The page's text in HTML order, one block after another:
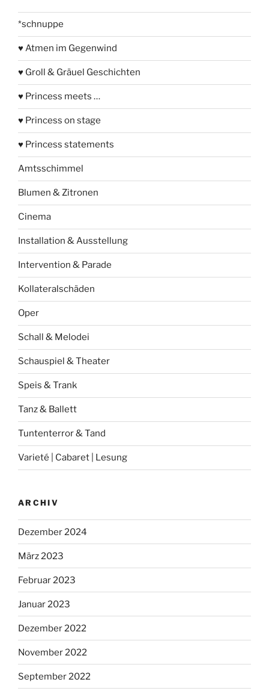
*schnuppe
♥ Atmen im Gegenwind
♥ Groll & Gräuel Geschichten
♥ Princess meets …
♥ Princess on stage
♥ Princess statements
Amtsschimmel
Blumen & Zitronen
Cinema
Installation & Ausstellung
Intervention & Parade
Kollateralschäden
Oper
Schall & Melodei
Schauspiel & Theater
Speis & Trank
Tanz & Ballett
Tuntenterror & Tand
Varieté | Cabaret | Lesung
ARCHIV
Dezember 2024
März 2023
Februar 2023
Januar 2023
Dezember 2022
November 2022
September 2022